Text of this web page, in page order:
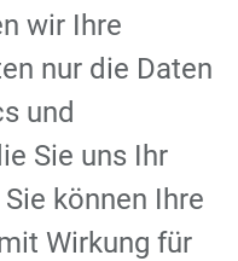
Batterie
Betrieb
67 km
D
22,00 g/km
wir Ihre
nur die Daten
und
Sie uns Ihr
können Ihre
Wirkung für